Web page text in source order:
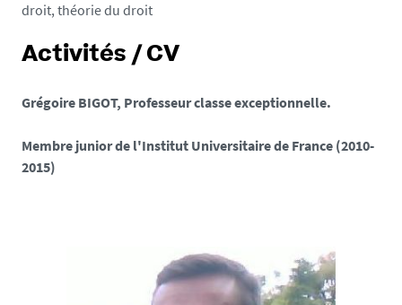
droit, théorie du droit
Activités / CV
Grégoire BIGOT, Professeur classe exceptionnelle.
Membre junior de l'Institut Universitaire de France (2010-
2015)